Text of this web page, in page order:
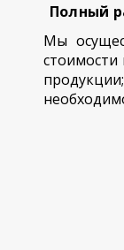
Полный
Мы
стоимости